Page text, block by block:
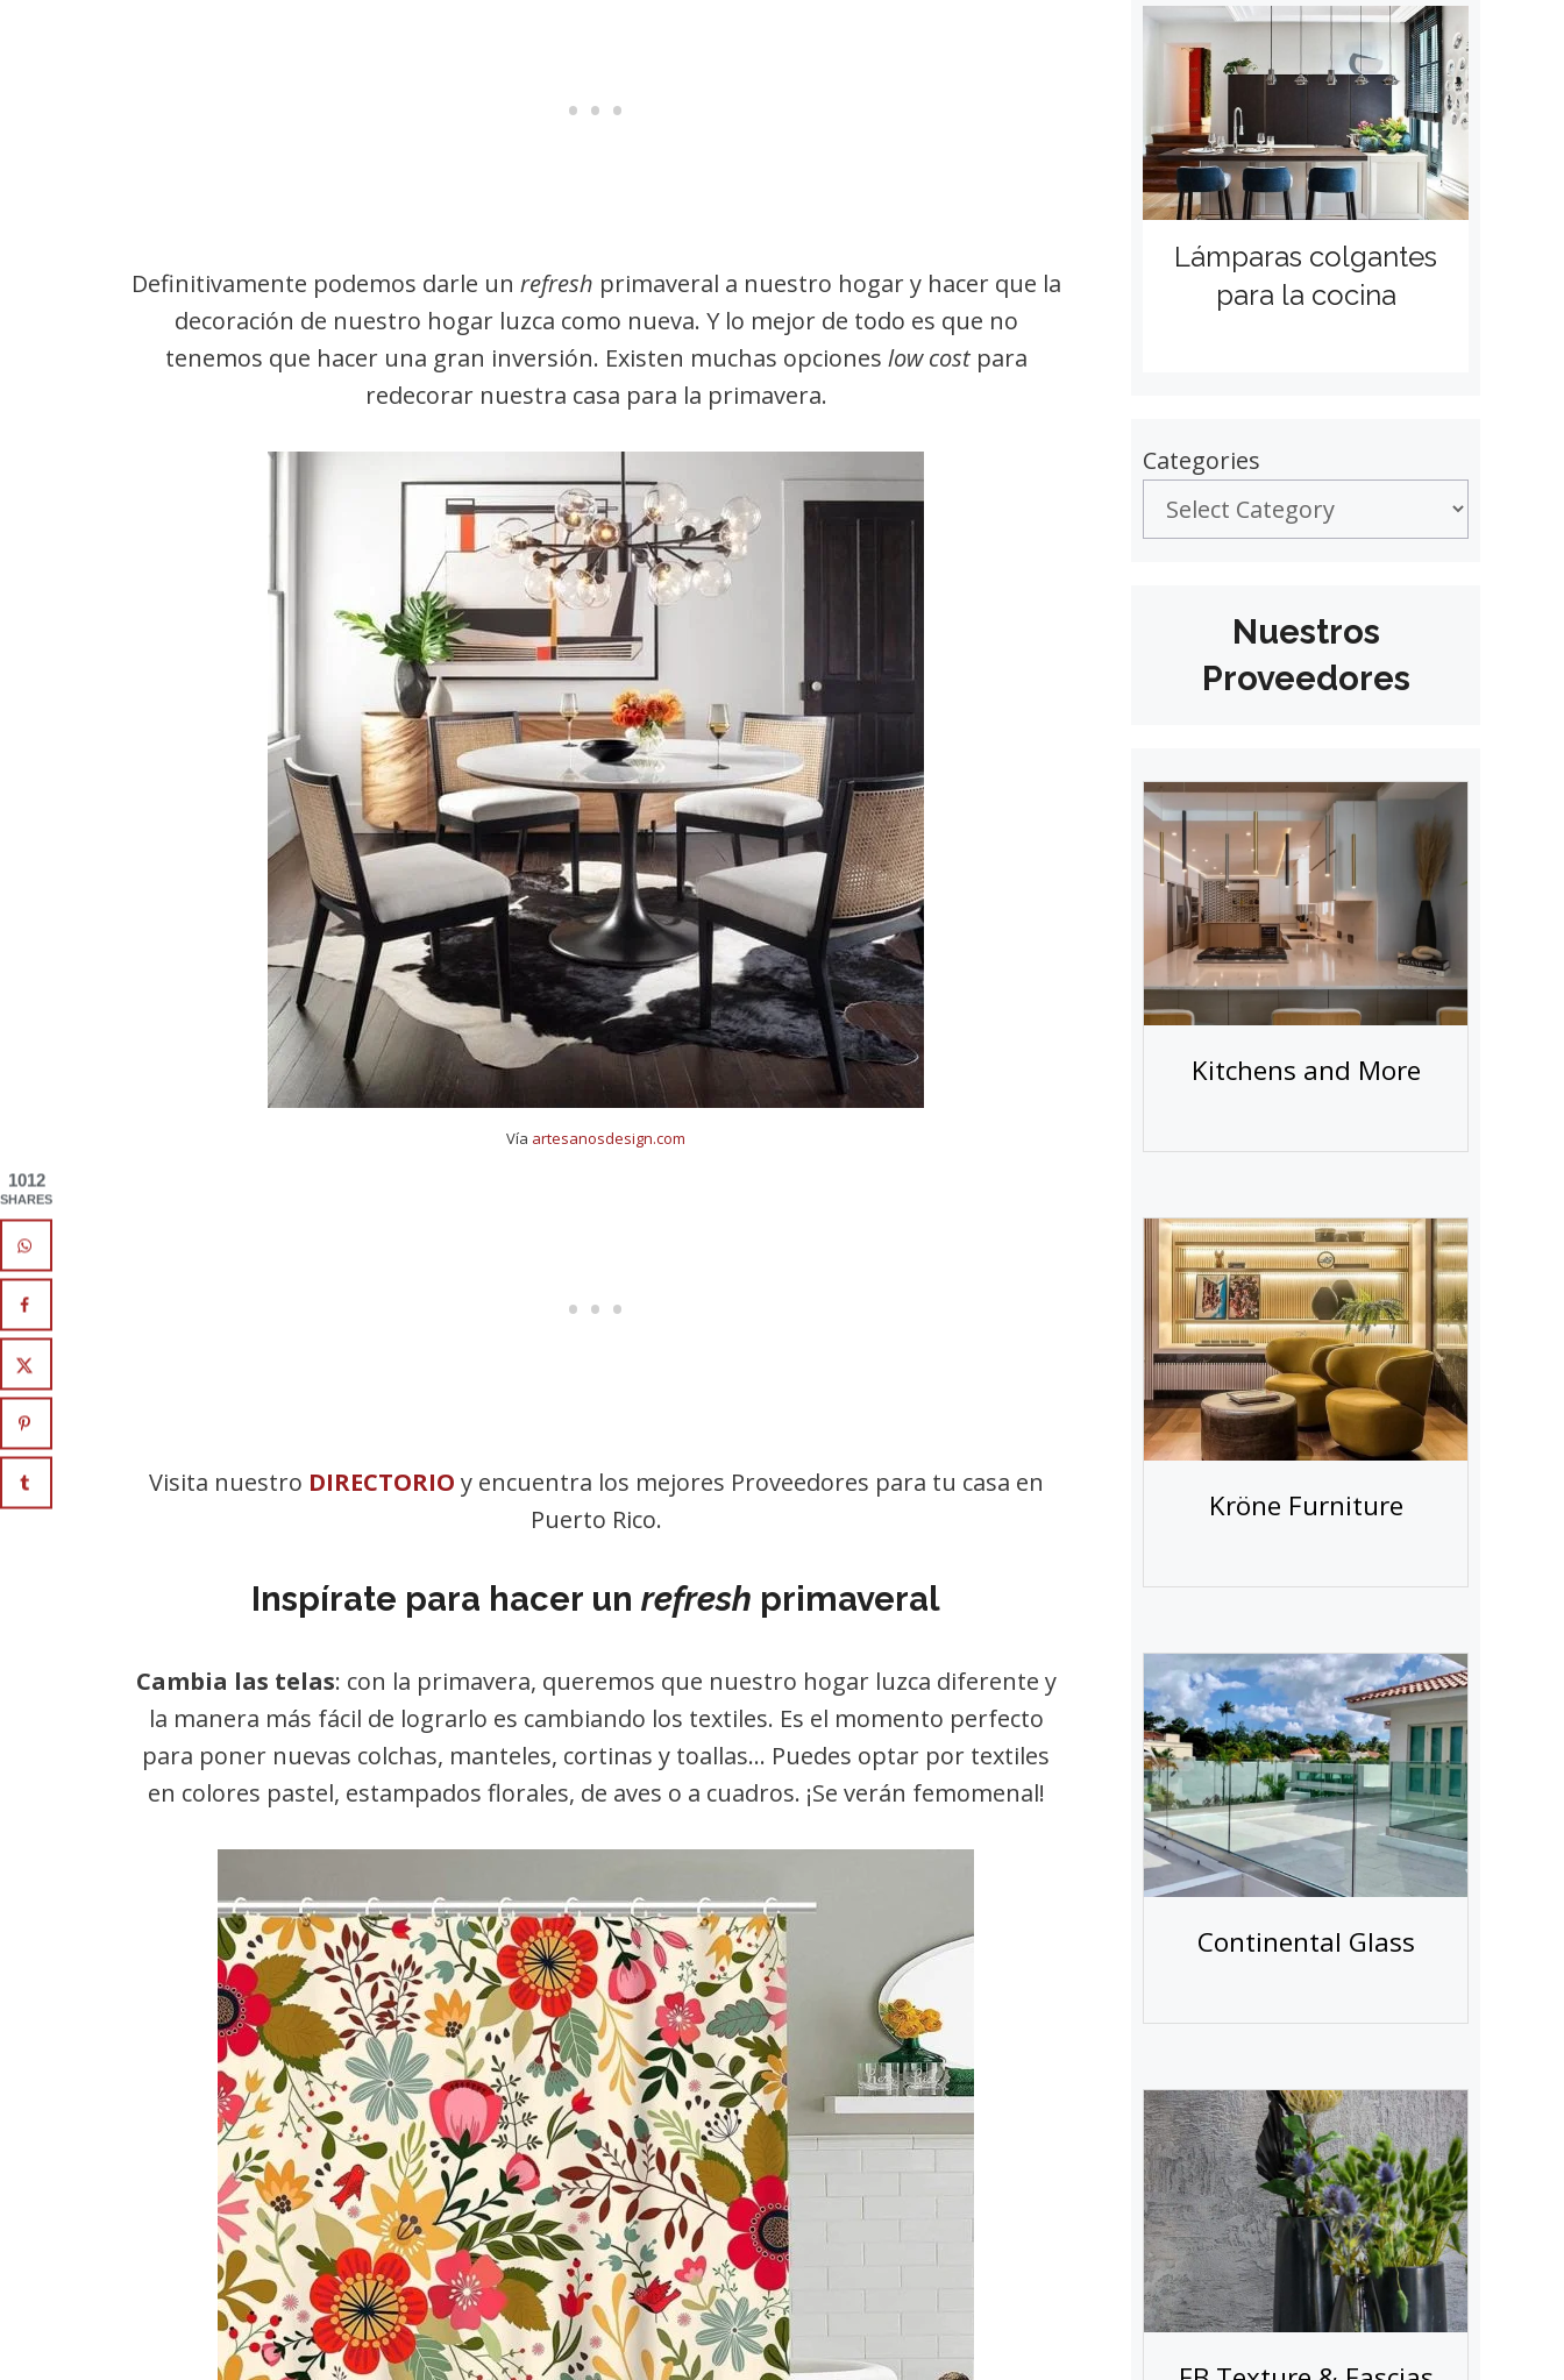
Definitivamente podemos darle un refresh primaveral a nuestro hogar y hacer que la
decoración de nuestro hogar luzca como nueva. Y lo mejor de todo es que no
tenemos que hacer una gran inversión. Existen muchas opciones low costpara
redecorar nuestra casa para la primavera.
Vía artesanosdesign.com
Visita nuestro DIRECTORIO y encuentra los mejores Proveedores para tu casa en
Puerto Rico.
Inspírate para hacer un refresh primaveral
Cambia las telas: con la primavera, queremos que nuestro hogar luzca diferente y
la manera más fácil de lograrlo es cambiando los textiles. Es el momento perfecto
para poner nuevas colchas, manteles, cortinas y toallas… Puedes optar por textiles
en colores pastel, estampados florales, de aves o a cuadros. ¡Se verán femomenal!
Lámparas colgantes
para la cocina
Categories
Nuestros
Proveedores
Kitchens and More
Kröne Furniture
Continental Glass
1012
SHARES